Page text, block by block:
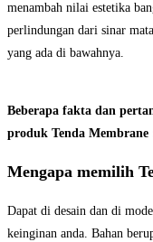
menambah nilai estetika
perlindungan dari sinar
yang ada di bawahnya.
Beberapa fakta dan
produk Tenda Membrane
Mengapa memilih
Dapat di desain dan di
keinginan anda. Bahan